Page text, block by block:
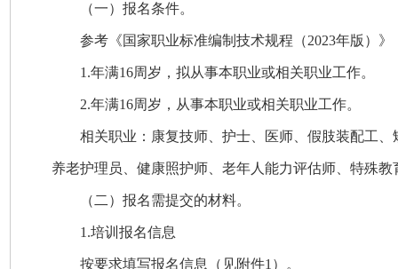
（一）报名条件。
参考《国家职业标准编制技术规程（2023年版）
1 .年满16周岁，拟从事本职业或相关职业工作。
2.年满16周岁，从事本职业或相关职业工作。
相关职业：康复技师、护士、医师、假肢装配工
养老护理员、健康照护师、老年人能力评估师、特殊
（二） 报名需提交的材料。
1 .培训 报名信息
按要求填写报名信息（见附件1）。